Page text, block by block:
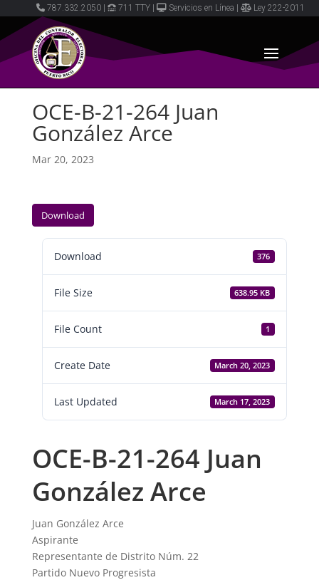
787.332.2050 711 TTY Servicios en Línea Ley 222-2011
OCE-B-21-264 Juan
González Arce
Mar 20, 2023
Download
Download 376
File Size 638.95 KB
File Count 1
Create Date March 20, 2023
Last Updated March 17, 2023
OCE-B-21-264 Juan
González Arce
Juan González Arce
Aspirante
Representante de Distrito Núm. 22
Partido Nuevo Progresista